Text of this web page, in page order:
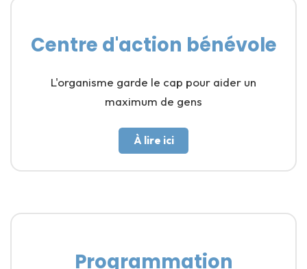
Centre d'action bénévole
L'organisme garde le cap pour aider un
maximum de gens
À lire ici
Programmation